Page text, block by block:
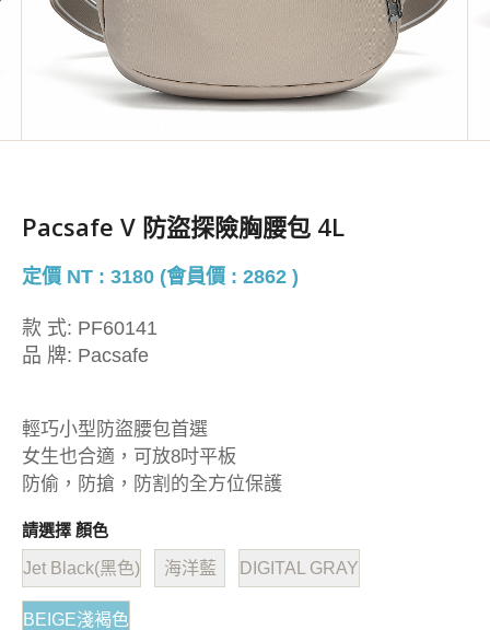
Pacsafe V 防盜探險胸腰包 4L
定價 NT : 3180 (會員價 : 2862 )
款 式: PF60141
品 牌: Pacsafe
輕巧小型防盜腰包首選
女生也合適，可放8吋平板
防偷，防搶，防割的全方位保護
請選擇 顏色
Jet Black(黑色) 海洋藍 DIGITAL GRAY
BEIGE淺褐色